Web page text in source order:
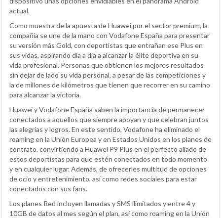
actual.
Como muestra de la apuesta de Huawei por el sector premium, la
compañía se une de la mano con Vodafone España para presentar
su versión más Gold, con deportistas que entrañan ese Plus en
sus vidas, aspirando día a día a alcanzar la élite deportiva en su
vida profesional. Personas que obtienen los mejores resultados
sin dejar de lado su vida personal, a pesar de las competiciones y
la de millones de kilómetros que tienen que recorrer en su camino
para alcanzar la victoria.
Huawei y Vodafone España saben la importancia de permanecer
conectados a aquellos que siempre apoyan y que celebran juntos
las alegrías y logros. En este sentido, Vodafone ha eliminado el
roaming en la Unión Europea y en Estados Unidos en los planes de
contrato, convirtiendo a Huawei P9 Plus en el perfecto aliado de
estos deportistas para que estén conectados en todo momento
y en cualquier lugar. Además, de ofrecerles multitud de opciones
de ocio y entretenimiento, así como redes sociales para estar
conectados con sus fans.
Los planes Red incluyen llamadas y SMS ilimitados y entre 4 y
10GB de datos al mes según el plan, así como roaming en la Unión